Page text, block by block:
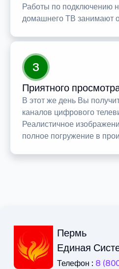
Работы по подключению
домашнего ТВ занимают
3
Приятного
В этот же день Вы
каналов цифрового
Реалистичное
полное погружение в
Пермь
Единая
Телефон : 8